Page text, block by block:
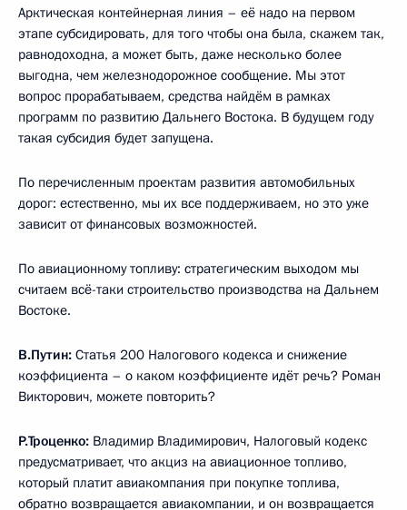
Арктическая контейнерная линия – её надо на первом
этапе субсидировать, для того чтобы она была, скажем так,
равнодоходна, а может быть, даже несколько более
выгодна, чем железнодорожное сообщение. Мы этот
вопрос прорабатываем, средства найдём в рамках
программ по развитию Дальнего Востока. В будущем году
такая субсидия будет запущена.
По перечисленным проектам развития автомобильных
дорог: естественно, мы их все поддерживаем, но это уже
зависит от финансовых возможностей.
По авиационному топливу: стратегическим выходом мы
считаем всё-таки строительство производства на Дальнем
Востоке.
В.Путин: Статья 200 Налогового кодекса и снижение
коэффициента – о каком коэффициенте идёт речь? Роман
Викторович, можете повторить?
Р.Троценко: Владимир Владимирович, Налоговый кодекс
предусматривает, что акциз на авиационное топливо,
который платит авиакомпания при покупке топлива,
обратно возвращается авиакомпании, и он возвращается